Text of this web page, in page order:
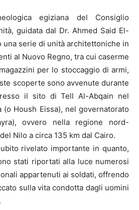
egiziana del Consiglio
guidata dal Dr. Ahmed Said El-
una serie di unità architettoniche in
al Nuovo Regno, tra cui caserme
per lo stoccaggio di armi,
scoperte sono avvenute durante
il sito di Tell Al-Abqain nel
Housh Eissa), nel governatorato
ovvero nella regione nord-
Nilo a circa 135 km dal Cairo.
rivelato importante in quanto,
stati riportati alla luce numerosi
appartenuti ai soldati, offrendo
sulla vita condotta dagli uomini